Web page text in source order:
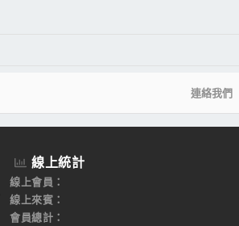
連絡我們
線上統計
線上會員
線上來賓
會員總計